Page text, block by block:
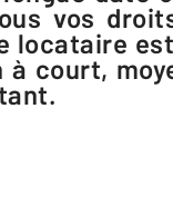
vos
locataire
à court,